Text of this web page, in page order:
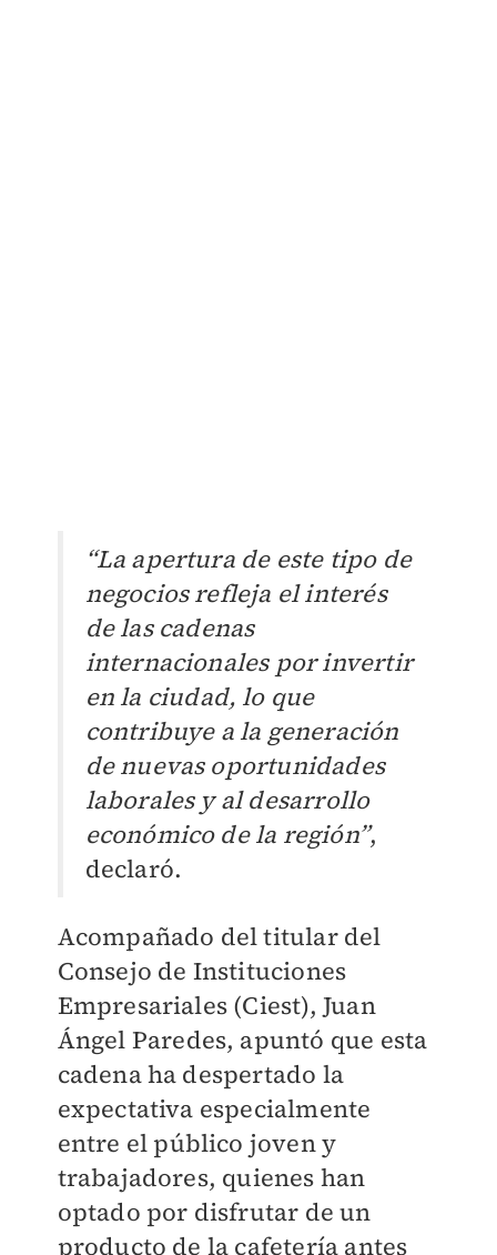
“La apertura de este tipo de
negocios refleja el interés
de las cadenas
internacionales por invertir
en la ciudad, lo que
contribuye a la generación
de nuevas oportunidades
laborales y al desarrollo
económico de la región”,
declaró.
Acompañado del titular del
Consejo de Instituciones
Empresariales (Ciest), Juan
Ángel Paredes, apuntó que esta
cadena ha despertado la
expectativa especialmente
entre el público joven y
trabajadores, quienes han
optado por disfrutar de un
producto de la cafetería antes